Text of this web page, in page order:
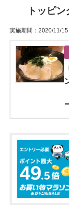
トッピン
実施期間：2020/11/